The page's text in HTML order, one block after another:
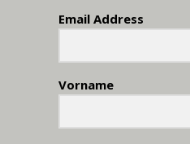
Email Address
Vorname